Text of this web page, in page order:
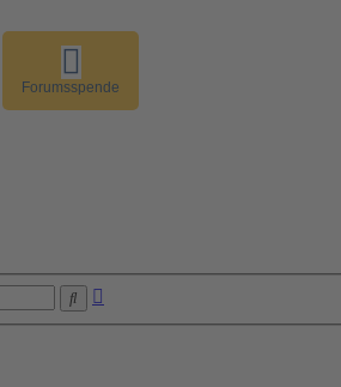
Forumsspende
Suche